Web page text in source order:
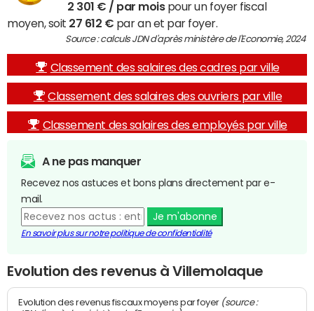
2 301 € / par moispour un foyer fiscal
moyen, soit 27 612 € par an et par foyer.
Source : calculs JDN d'après ministère de l'Economie, 2024
Classement des salaires des cadres par ville
Classement des salaires des ouvriers par ville
Classement des salaires des employés par ville
A ne pas manquer
Recevez nos astuces et bons plans directement par e-
mail.
Je m'abonne
En savoir plus sur notre politique de confidentialité
Evolution des revenus à Villemolaque
Evolution des revenus fiscaux moyens par foyer (source :